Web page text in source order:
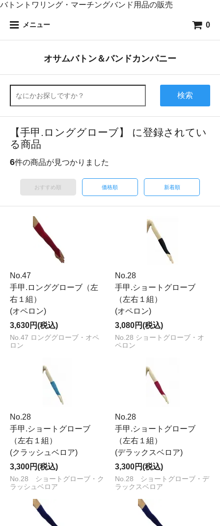
バトントワリング・マーチングバンド用品の販売
メニュー 0
オサムバトン＆バンドカンパニー
検索
【手甲.ロンググローブ】 に登録されてい
る商品
6件の商品が見つかりました
おすすめ順 価格順 新着順
No.47
手甲.ロンググローブ（左
右１組）
(オペロン)
3,630円(税込)
No.47 ロンググローブ・オペ
ロン
No.28
手甲.ショートグローブ
（左右１組）
(オペロン)
3,080円(税込)
No.28 ショートグローブ・オ
ペロン
No.28
手甲.ショートグローブ
（左右１組）
(クラッシュベロア)
3,300円(税込)
No.28 ショートグローブ・ク
ラッシュベロア
No.28
手甲.ショートグローブ
（左右１組）
(デラックスベロア)
3,300円(税込)
No.28 ショートグローブ・デ
ラックスベロア